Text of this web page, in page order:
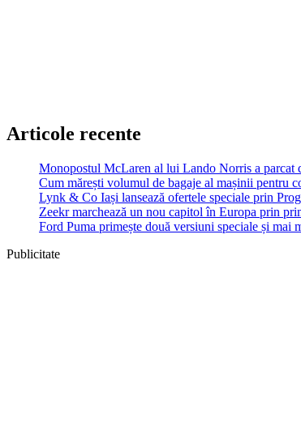
Articole recente
Monopostul McLaren al lui Lando Norris a parcat
Cum mărești volumul de bagaje al mașinii pentru
Lynk & Co Iași lansează ofertele speciale prin
Zeekr marchează un nou capitol în Europa prin
Ford Puma primește două versiuni speciale și mai
Publicitate